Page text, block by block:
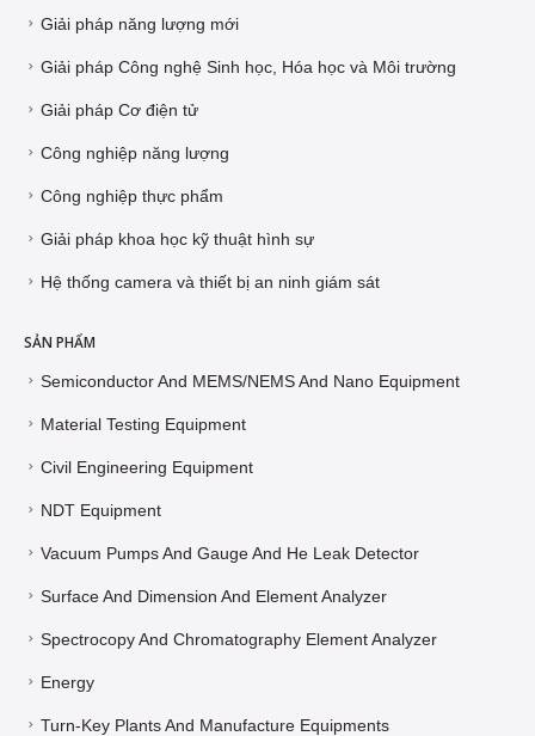
Giải pháp năng lượng mới
Giải pháp Công nghệ Sinh học, Hóa học và Môi trường
Giải pháp Cơ điện tử
Công nghiệp năng lượng
Công nghiệp thực phẩm
Giải pháp khoa học kỹ thuật hình sự
Hệ thống camera và thiết bị an ninh giám sát
SẢN PHẨM
Semiconductor And MEMS/NEMS And Nano Equipment
Material Testing Equipment
Civil Engineering Equipment
NDT Equipment
Vacuum Pumps And Gauge And He Leak Detector
Surface And Dimension And Element Analyzer
Spectrocopy And Chromatography Element Analyzer
Energy
Turn-Key Plants And Manufacture Equipments